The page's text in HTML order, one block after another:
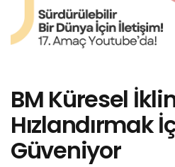
BM Küresel
Hızlandırmak
Güveniyor